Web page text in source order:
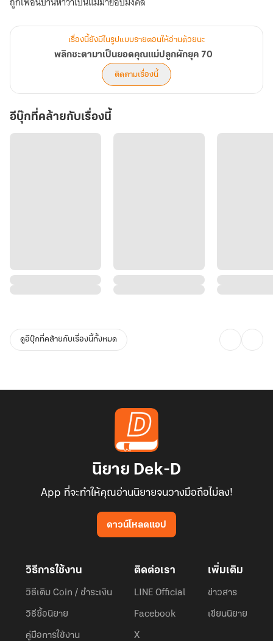
เรื่องนี้ยังมีในรูปแบบรายตอนให้อ่านด้วยนะ
พลิกชะตามาเป็นยอดคุณแม่ปลูกผักยุค 70
ติดตามเรื่องนี้
อีบุ๊กที่คล้ายกับเรื่องนี้
ดูอีบุ๊กที่คล้ายกับเรื่องนี้ทั้งหมด
นิยาย Dek-D
App ที่จะทำให้คุณอ่านนิยายจนวางมือถือไม่ลง!
ดาวน์โหลดแอป
วิธีการใช้งาน
วิธีเติม Coin / ชำระเงิน
วิธีซื้อนิยาย
คู่มือการใช้งาน
ติดต่อเรา
LINE Official
Facebook
X
เพิ่มเติม
ข่าวสาร
เขียนนิยาย